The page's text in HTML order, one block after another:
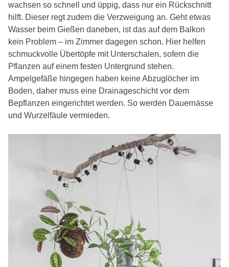
wachsen so schnell und üppig, dass nur ein Rückschnitt
hilft. Dieser regt zudem die Verzweigung an. Geht etwas
Wasser beim Gießen daneben, ist das auf dem Balkon
kein Problem – im Zimmer dagegen schon. Hier helfen
schmuckvolle Übertöpfe mit Unterschalen, sofern die
Pflanzen auf einem festen Untergrund stehen.
Ampelgefäße hingegen haben keine Abzuglöcher im
Boden, daher muss eine Drainageschicht vor dem
Bepflanzen eingerichtet werden. So werden Dauernässe
und Wurzelfäule vermieden.